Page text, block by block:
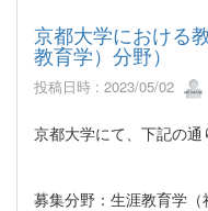
京都大学における
教育学）分野）
投稿日時 : 2023/05/02
京都大学にて、下記の通
募集分野：生涯教育学